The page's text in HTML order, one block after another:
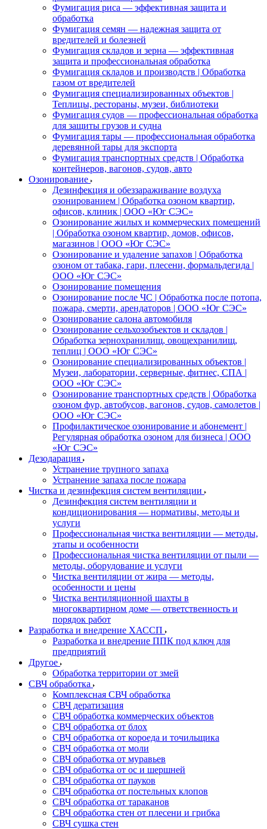
Фумигация риса — эффективная защита и
обработка
Фумигация семян — надежная защита от
вредителей и болезней
Фумигация складов и зерна — эффективная
защита и профессиональная обработка
Фумигация складов и производств | Обработка
газом от вредителей
Фумигация специализированных объектов |
Теплицы, рестораны, музеи, библиотеки
Фумигация судов — профессиональная обработка
для защиты грузов и судна
Фумигация тары — профессиональная обработка
деревянной тары для экспорта
Фумигация транспортных средств | Обработка
контейнеров, вагонов, судов, авто
Озонирование
Дезинфекция и обеззараживание воздуха
озонированием | Обработка озоном квартир,
офисов, клиник | ООО «Юг СЭС»
Озонирование жилых и коммерческих помещений
| Обработка озоном квартир, домов, офисов,
магазинов | ООО «Юг СЭС»
Озонирование и удаление запахов | Обработка
озоном от табака, гари, плесени, формальдегида |
ООО «Юг СЭС»
Озонирование помещения
Озонирование после ЧС | Обработка после потопа,
пожара, смерти, арендаторов | ООО «Юг СЭС»
Озонирование салона автомобиля
Озонирование сельхозобъектов и складов |
Обработка зернохранилищ, овощехранилищ,
теплиц | ООО «Юг СЭС»
Озонирование специализированных объектов |
Музеи, лаборатории, серверные, фитнес, СПА |
ООО «Юг СЭС»
Озонирование транспортных средств | Обработка
озоном фур, автобусов, вагонов, судов, самолетов |
ООО «Юг СЭС»
Профилактическое озонирование и абонемент |
Регулярная обработка озоном для бизнеса | ООО
«Юг СЭС»
Дезодарация
Устранение трупного запаха
Устранение запаха после пожара
Чистка и дезинфекция систем вентиляции
Дезинфекция систем вентиляции и
кондиционирования — нормативы, методы и
услуги
Профессиональная чистка вентиляции — методы,
этапы и особенности
Профессиональная чистка вентиляции от пыли —
методы, оборудование и услуги
Чистка вентиляции от жира — методы,
особенности и цены
Чистка вентиляционной шахты в
многоквартирном доме — ответственность и
порядок работ
Разработка и внедрение ХАССП
Разработка и внедрение ППК под ключ для
предприятий
Другое
Обработка территории от змей
СВЧ обработка
Комплексная СВЧ обработка
СВЧ дератизация
СВЧ обработка коммерческих объектов
СВЧ обработка от блох
СВЧ обработка от короеда и точильщика
СВЧ обработка от моли
СВЧ обработка от муравьев
СВЧ обработка от ос и шершней
СВЧ обработка от пауков
СВЧ обработка от постельных клопов
СВЧ обработка от тараканов
СВЧ обработка стен от плесени и грибка
СВЧ сушка стен